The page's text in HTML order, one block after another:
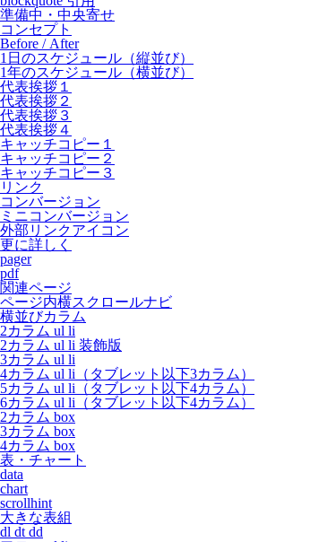
準備中・中央寄せ
コンセプト
Before / After
1日のスケジュール（縦並び）
1年のスケジュール（横並び）
代表挨拶１
代表挨拶２
代表挨拶３
代表挨拶４
キャッチコピー１
キャッチコピー２
キャッチコピー３
リンク
コンバージョン
ミニコンバージョン
外部リンクアイコン
更に詳しく
pager
pdf
関連ページ
ページ内横スクロールナビ
横並びカラム
2カラム ul li
2カラム ul li 装飾版
3カラム ul li
4カラム ul li（タブレット以下3カラム）
5カラム ul li（タブレット以下4カラム）
6カラム ul li（タブレット以下4カラム）
2カラム box
3カラム box
4カラム box
表・チャート
data
chart
scrollhint
大きな表組
dl dt dd